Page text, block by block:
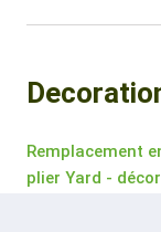
Remplacement
plier Yard -